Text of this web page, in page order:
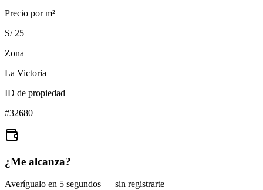
Precio por m²
S/ 25
Zona
La Victoria
ID de propiedad
#32680
¿Me alcanza?
Averígualo en 5 segundos — sin registrarte